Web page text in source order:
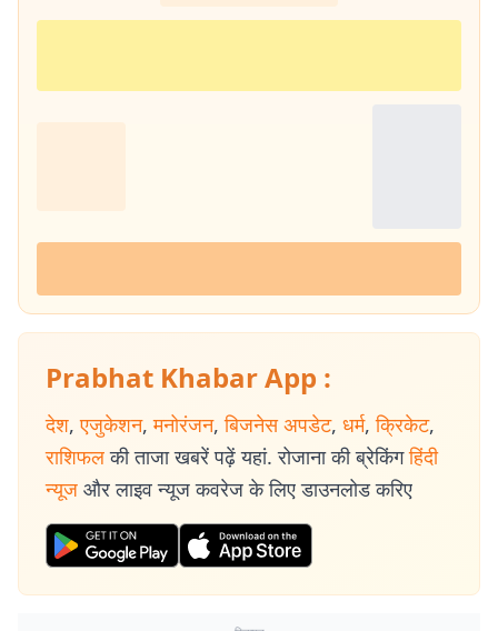
Prabhat Khabar App :
देश, एजुकेशन, मनोरंजन, बिजनेस अपडेट, धर्म, क्रिकेट,
राशिफल की ताजा खबरें पढ़ें यहां. रोजाना की ब्रेकिंग हिंदी
न्यूज और लाइव न्यूज कवरेज के लिए डाउनलोड करिए